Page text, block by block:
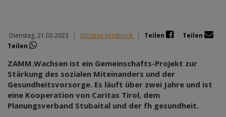
Dienstag, 21.03.2023 | Diözese Innsbruck | Teilen
Teilen
Teilen
ZAMM.Wachsen ist ein Gemeinschafts-Projekt zur
Stärkung des sozialen Miteinanders und der
Gesundheitsvorsorge. Es läuft über zwei Jahre und ist
eine Kooperation von Caritas Tirol, dem
Planungsverband Stubaital und der fh gesundheit.